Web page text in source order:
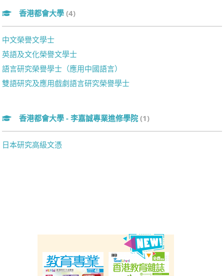
香港都會大學 (4)
中文榮譽文學士
英語及文化榮譽文學士
語言研究榮譽學士（應用中國語言）
雙語研究及應用戲劇語言研究榮譽學士
香港都會大學 - 李嘉誠專業進修學院 (1)
日本研究高級文憑